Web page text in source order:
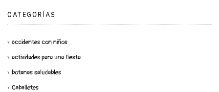
CATEGORÍAS
accidentes con niños
actividades para una fiesta
botanas saludables
Caballetes